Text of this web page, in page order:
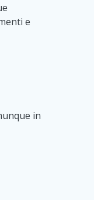
e
in